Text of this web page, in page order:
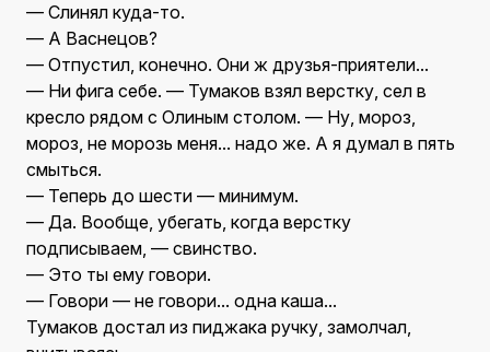
— Слинял куда-то.
— А Васнецов?
— Отпустил, конечно. Они ж друзья-приятели...
— Ни фига себе. — Тумаков взял верстку, сел в
кресло рядом с Олиным столом. — Ну, мороз,
мороз, не морозь меня... надо же. А я думал в пять
смыться.
— Теперь до шести — минимум.
— Да. Вообще, убегать, когда верстку
подписываем, — свинство.
— Это ты ему говори.
— Говори — не говори... одна каша...
Тумаков достал из пиджака ручку, замолчал,